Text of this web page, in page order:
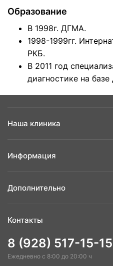
Образование
В 1998г. ДГМА.
1998-1999гг.
РКБ.
В 2011 год
диагностике на
Наша клиника
Информация
Дополнительно
Контакты
8 (928) 517-15-15
Ежедневно с 8:00 до 20:00 ч